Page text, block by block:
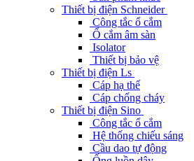
Thiết bị điện Schneider
Công tắc ổ cắm
Ổ cắm âm sàn
Isolator
Thiết bị bảo vệ
Thiết bị điện Ls
Cáp hạ thế
Cáp chống cháy
Thiết bị điện Sino
Công tắc ổ cắm
Hệ thống chiếu sáng
Cầu dao tự động